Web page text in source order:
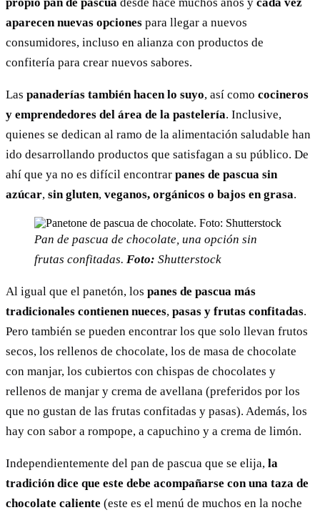
aparecen nuevas opciones para llegar a nuevos
consumidores, incluso en alianza con productos de
confitería para crear nuevos sabores.
Las panaderías también hacen lo suyo, así como cocineros
y emprendedores del área de la pastelería. Inclusive,
quienes se dedican al ramo de la alimentación saludable han
ido desarrollando productos que satisfagan a su público. De
ahí que ya no es difícil encontrar panes de pascua sin
azúcar, sin gluten, veganos, orgánicos o bajos en grasa.
Pan de pascua de chocolate, una opción sin
frutas confitadas. Foto: Shutterstock
Al igual que el panetón, los panes de pascua más
tradicionales contienen nueces, pasas y frutas confitadas.
Pero también se pueden encontrar los que solo llevan frutos
secos, los rellenos de chocolate, los de masa de chocolate
con manjar, los cubiertos con chispas de chocolates y
rellenos de manjar y crema de avellana (preferidos por los
que no gustan de las frutas confitadas y pasas). Además, los
hay con sabor a rompope, a capuchino y a crema de limón.
Independientemente del pan de pascua que se elija, la
tradición dice que este debe acompañarse con una taza de
chocolate caliente (este es el menú de muchos en la noche